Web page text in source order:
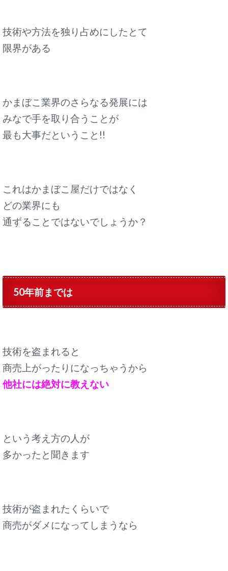
技術や方法を独り占めにしたとて
限界がある
かまぼこ業界のさらなる発展には
みなで手を取り合うことが
最も大事だということ!!
これはかまぼこ屋だけではなく
どの業界にも
通ずることではないでしょうか？
50年前までは
技術を盗まれると
商売上がったりになっちゃうから
他社には絶対に教えない
という考え方の人が
多かったと聞きます
技術が盗まれたくらいで
商売がダメになってしまうなら